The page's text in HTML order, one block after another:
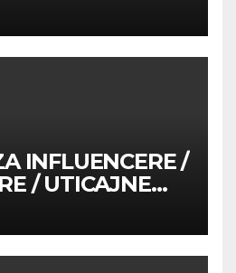
INFLUENCERE /
/ UTICAJNE